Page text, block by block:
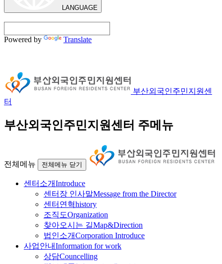
LANGUAGE
Powered by Translate
부산외국인주민지원센
터
부산외국인주민지원센터 주메뉴
전체메뉴 전체메뉴 닫기
센터소개Introduce
센터장 인사말Message from the Director
센터연혁history
조직도Organization
찾아오시는 길Map&Direction
법인소개Corporation Introduce
사업안내Information for work
상담Councelling